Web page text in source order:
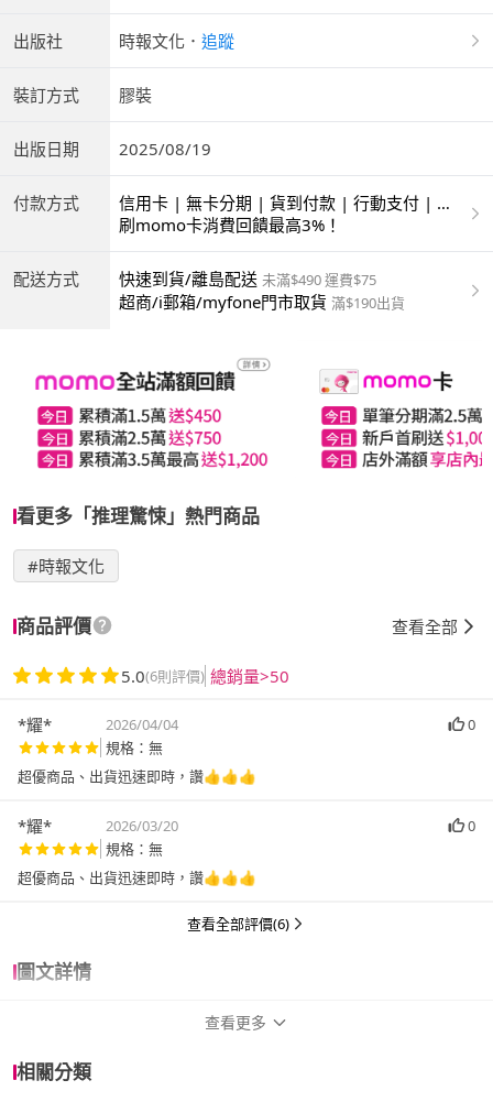
出版社 時報文化 ． 追蹤
裝訂方式 膠裝
出版日期 2025/08/19
付款方式
信用卡 | 無卡分期 | 貨到付款 | 行動支付 | 超
商付款 | ATM | 銀聯卡
刷momo卡消費回饋最高3%！
配送方式 快速到貨/離島配送 未滿$490 運費$75
超商/i郵箱/myfone門市取貨 滿$190出貨
看更多「推理驚悚」熱門商品
#時報文化
商品評價 查看全部
5.0(6則評價) 總銷量>50
*耀* 2026/04/04
0
規格：無
超優商品、出貨迅速即時，讚👍👍👍
*耀* 2026/03/20
0
規格：無
超優商品、出貨迅速即時，讚👍👍👍
查看全部評價(6)
圖文詳情
查看更多
相關分類